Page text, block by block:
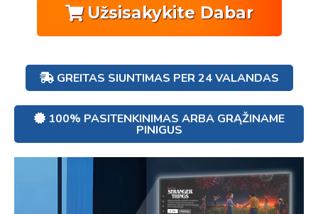
Užsisakykite Dabar
GREITAS SIUNTIMAS PER 24 VALANDAS
100% PASITENKINIMAS ARBA GRĄŽINAME
PINIGUS